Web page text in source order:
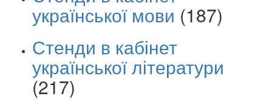
української мови (187)
Стенди в кабінет
української літератури
(217)